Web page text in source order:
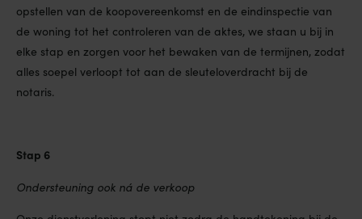
opstellen van de koopovereenkomst en de eindinspectie van
de woning tot het controleren van de aktes, we staan u bij in
elke stap en zorgen voor het bewaken van de termijnen, zodat
alles soepel verloopt tot aan de sleuteloverdracht bij de
notaris.
Stap 6
Ondersteuning ook ná de verkoop